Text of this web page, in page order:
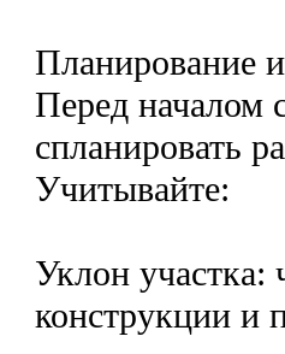
Планирование
Перед началом
спланировать
Учитывайте:
Уклон участка:
конструкции и